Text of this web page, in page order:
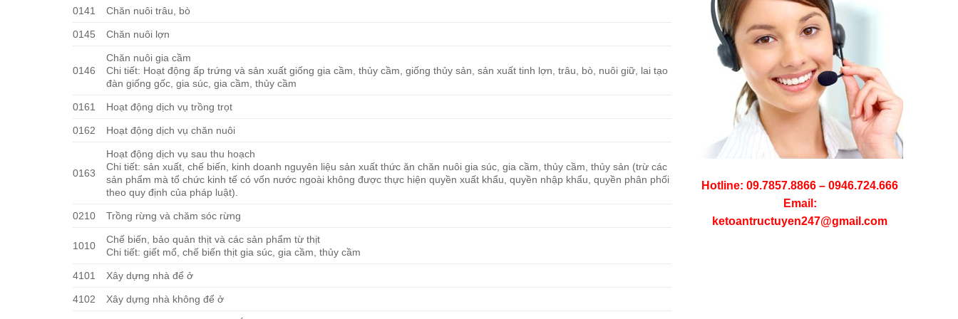
0141 Chăn nuôi trâu, bò
0145 Chăn nuôi lợn
0146
Chăn nuôi gia cầm
Chi tiết: Hoạt động ấp trứng và sản xuất giống gia cầm, thủy cầm, giống thủy sản, sản xuất tinh lợn, trâu, bò, nuôi giữ, lai tạo
đàn giống gốc, gia súc, gia cầm, thủy cầm
0161 Hoạt động dịch vụ trồng trọt
0162 Hoạt động dịch vụ chăn nuôi
0163
Hoạt động dịch vụ sau thu hoạch
Chi tiết: sản xuất, chế biến, kinh doanh nguyên liệu sản xuất thức ăn chăn nuôi gia súc, gia cầm, thủy cầm, thủy sản (trừ các
sản phẩm mà tổ chức kinh tế có vốn nước ngoài không được thực hiện quyền xuất khẩu, quyền nhập khẩu, quyền phân phối
theo quy định của pháp luật).
0210 Trồng rừng và chăm sóc rừng
1010
Chế biến, bảo quản thịt và các sản phẩm từ thịt
Chi tiết: giết mổ, chế biến thịt gia súc, gia cầm, thủy cầm
4101 Xây dựng nhà để ở
4102 Xây dựng nhà không để ở
Hotline: 09.7857.8866 – 0946.724.666
Email:
ketoantructuyen247@gmail.com